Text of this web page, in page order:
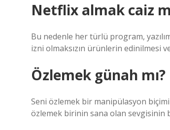
Netflix almak caiz
Bu nedenle her türlü program,
izni olmaksızın ürünlerin edinilmesi
Özlemek günah mı?
Seni özlemek bir manipülasyon
özlemek birinin sana olan